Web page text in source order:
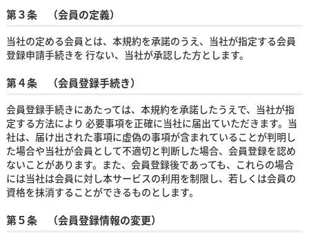
第３条 （会員の定義）
当社の定める会員とは、本規約を承諾のうえ、当社が指定する会員
登録申請手続きを 行ない、当社が承認した方とします。
第４条 （会員登録手続き）
会員登録手続きにあたっては、本規約を承諾したうえで、当社が指
定する方法により 必要事項を正確に当社に届出ていただきます。当
社は、届け出された事項に虚偽の事項が含まれていることが判明し
た場合や当社が会員として不適切と判断した場合、会員登録を認め
ないことがあります。また、会員登録後であっても、これらの場合
には当社は会員に対し本サービスの利用を制限し、若しくは会員の
資格を抹消することができるものとします。
第５条 （会員登録情報の変更）